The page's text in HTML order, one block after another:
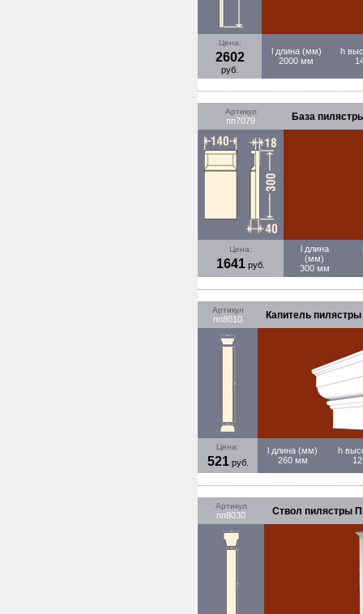
Цена:
2602
руб.
l длина (мм)
2000 мм
h
Артикул
пп7079 База
Цена:
1641 руб.
l длина
(мм)
300 мм
Артикул
пп8010 Капитель
Цена:
521руб.
l длина (мм)
260 мм
h
Артикул
пп8030 Ствол пилястры